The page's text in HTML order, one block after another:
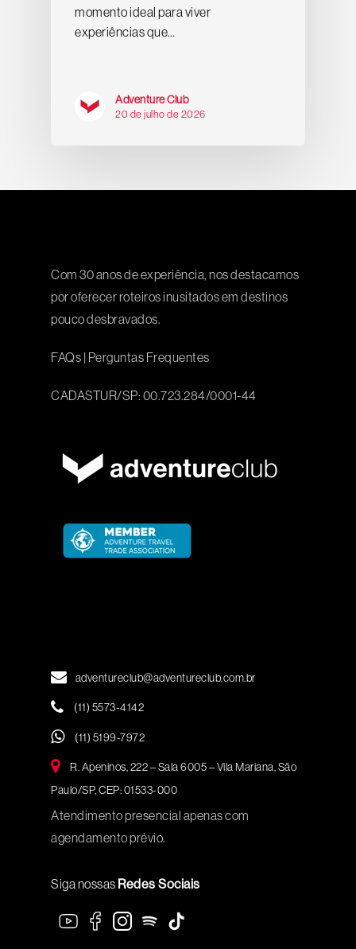
momento ideal para viver
experiências que…
Adventure Club
20 de julho de 2026
Com 30 anos de experiência, nos destacamos
por oferecer roteiros inusitados em destinos
pouco desbravados.
FAQs | Perguntas Frequentes
CADASTUR/SP: 00.723.284/0001-44
adventureclub@adventureclub.com.br
(11) 5573-4142
(11) 5199-7972
R. Apeninos, 222 – Sala 6005 – Vila Mariana, São
Paulo/SP, CEP: 01533-000
Atendimento presencial apenas com
agendamento prévio.
Siga nossas Redes Sociais